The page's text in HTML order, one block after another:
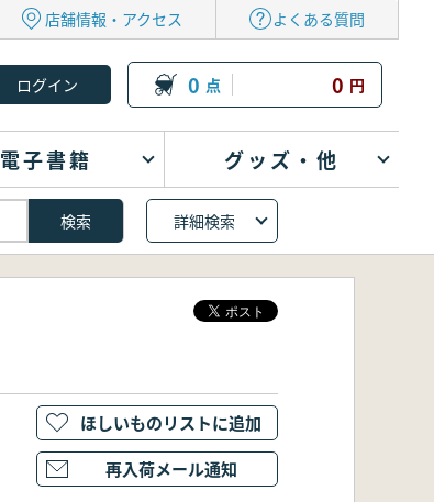
店舗情報・アクセス よくある質問
0 点 0 円
電子書籍 グッズ・他
詳細検索
ほしいものリストに追加
再入荷メール通知